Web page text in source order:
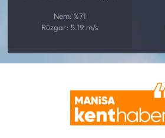
Nem: %71
Rüzgar: 5.19 m/s